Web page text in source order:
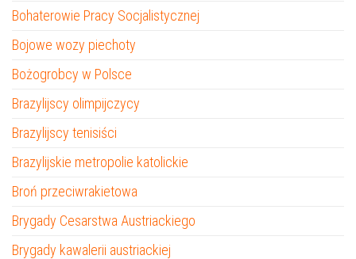
Bohaterowie Pracy Socjalistycznej
Bojowe wozy piechoty
Bożogrobcy w Polsce
Brazylijscy olimpijczycy
Brazylijscy tenisiści
Brazylijskie metropolie katolickie
Broń przeciwrakietowa
Brygady Cesarstwa Austriackiego
Brygady kawalerii austriackiej